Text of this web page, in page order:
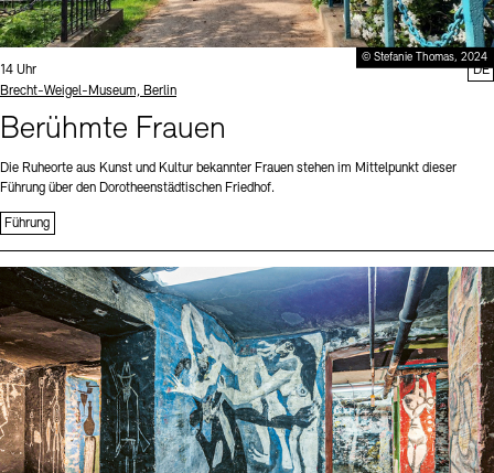
© Stefanie Thomas, 2024
Uhrzeit:
14 Uhr
Standort
Brecht-Weigel-Museum, Berlin
Berühmte Frauen
Die Ruheorte aus Kunst und Kultur bekannter Frauen stehen im Mittelpunkt dieser
Führung über den Dorotheenstädtischen Friedhof.
Führung
DE